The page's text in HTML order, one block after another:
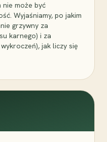
nie może być
Wyjaśniamy, po jakim
grzywny za
karnego) i za
jak liczy się